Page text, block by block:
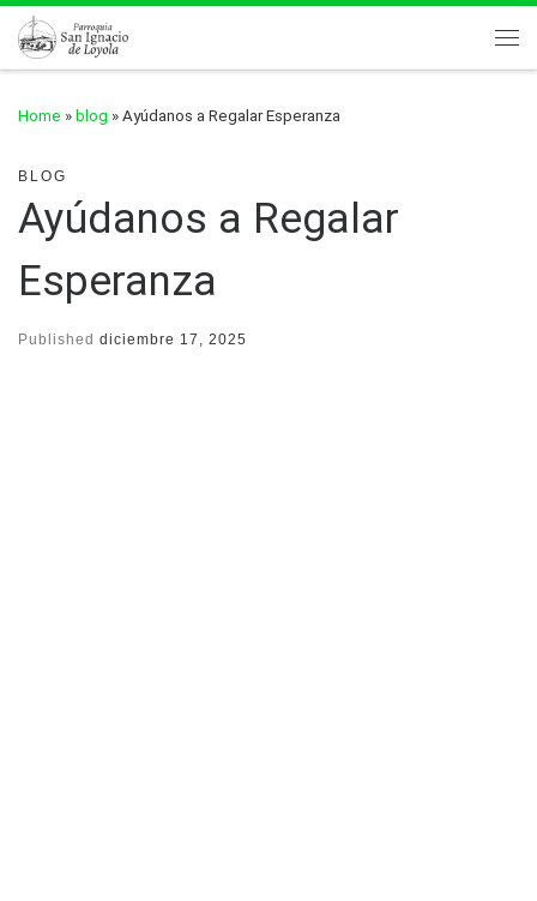
Skip to content
Home » blog » Ayúdanos a Regalar Esperanza
BLOG
Ayúdanos a Regalar
Esperanza
Published diciembre 17, 2025